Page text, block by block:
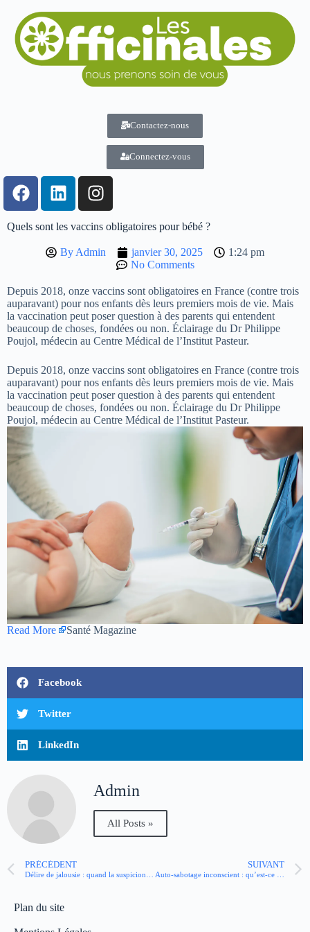
Contactez-nous
Connectez-vous
Quels sont les vaccins obligatoires pour bébé ?
By Admin janvier 30, 2025
1:24 pm
No Comments
Depuis 2018, onze vaccins sont obligatoires en France (contre trois
auparavant) pour nos enfants dès leurs premiers mois de vie. Mais
la vaccination peut poser question à des parents qui entendent
beaucoup de choses, fondées ou non. Éclairage du Dr Philippe
Poujol, médecin au Centre Médical de l’Institut Pasteur.
Depuis 2018, onze vaccins sont obligatoires en France (contre trois
auparavant) pour nos enfants dès leurs premiers mois de vie. Mais
la vaccination peut poser question à des parents qui entendent
beaucoup de choses, fondées ou non. Éclairage du Dr Philippe
Poujol, médecin au Centre Médical de l’Institut Pasteur.
Read More Santé Magazine
Facebook
Twitter
LinkedIn
Admin
All Posts »
PRÉCÉDENT
Délire de jalousie : quand la suspicion devient pathologique
SUIVANT
Auto-sabotage inconscient : qu’est-ce qu’une névrose d’échec ?
Plan du site